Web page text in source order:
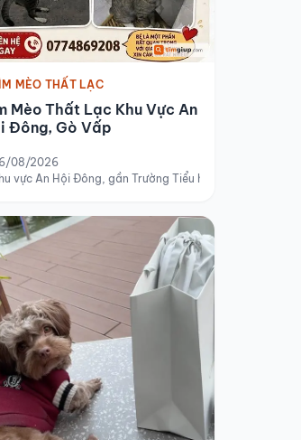
MÈO THẤT LẠC
Mèo Thất Lạc Khu Vực An
Đông, Gò Vấp
08/2026
vực An Hội Đông, gần Trường Tiểu học Võ Thị Sáu, Gò